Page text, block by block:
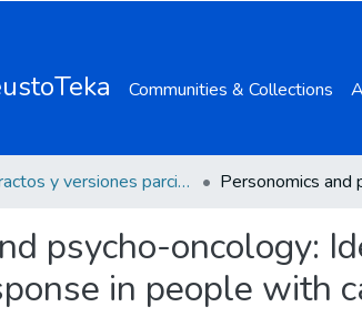
Communities & Collections
Extractos y versiones parciales de tesis
psycho-oncology:
in people with